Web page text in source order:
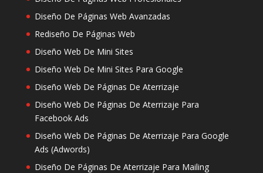
Diseño De Páginas Web Avanzadas
Rediseño De Páginas Web
Diseño Web De Mini Sites
Diseño Web De Mini Sites Para Google
Diseño Web De Páginas De Aterrizaje
Diseño Web De Páginas De Aterrizaje Para
Facebook Ads
Diseño Web De Páginas De Aterrizaje Para Google
Ads (Adwords)
Diseño De Páginas De Aterrizaje Para Mailing